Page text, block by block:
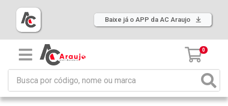
Baixe já o APP da AC Araujo
0